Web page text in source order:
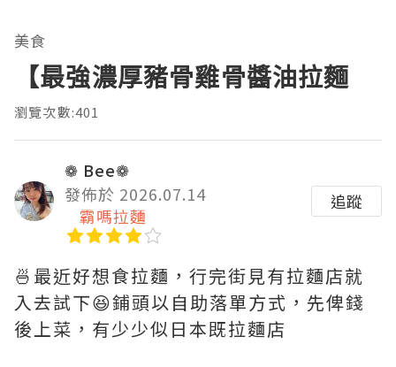
美食
【最強濃厚豬骨雞骨醬油拉麵
瀏覽次數:401
❁ Bee❁
發佈於 2026.07.14
霸嗎拉麵
追蹤
🍜最近好想食拉麵，行完街見有拉麵店就
入去試下😆鋪頭以自助落單方式，先俾錢
後上菜，有少少似日本既拉麵店